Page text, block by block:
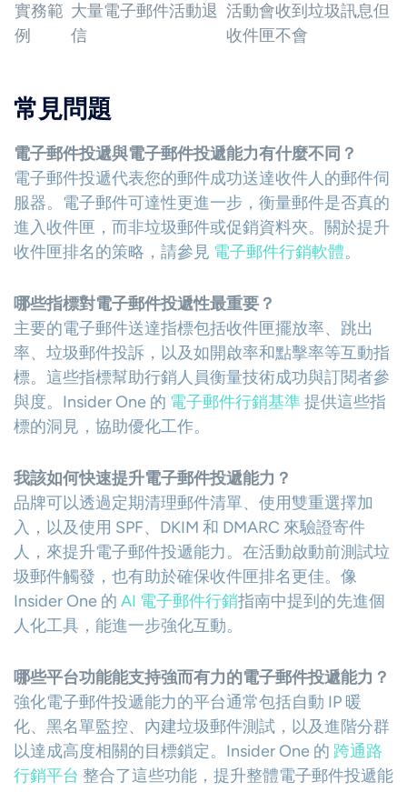
實務範
例
大量電子郵件活動退
信
活動會收到垃圾訊息但
收件匣不會
常見問題
電子郵件投遞與電子郵件投遞能力有什麼不同？
電子郵件投遞代表您的郵件成功送達收件人的郵件伺
服器。電子郵件可達性更進一步，衡量郵件是否真的
進入收件匣，而非垃圾郵件或促銷資料夾。關於提升
收件匣排名的策略，請參見 電子郵件行銷軟體。
哪些指標對電子郵件投遞性最重要？
主要的電子郵件送達指標包括收件匣擺放率、跳出
率、垃圾郵件投訴，以及如開啟率和點擊率等互動指
標。這些指標幫助行銷人員衡量技術成功與訂閱者參
與度。Insider One 的 電子郵件行銷基準提供這些指
標的洞見，協助優化工作。
我該如何快速提升電子郵件投遞能力？
品牌可以透過定期清理郵件清單、使用雙重選擇加
入，以及使用 SPF、DKIM 和 DMARC 來驗證寄件
人，來提升電子郵件投遞能力。在活動啟動前測試垃
圾郵件觸發，也有助於確保收件匣排名更佳。像
Insider One 的 AI 電子郵件行銷指南中提到的先進個
人化工具，能進一步強化互動。
哪些平台功能能支持強而有力的電子郵件投遞能力？
強化電子郵件投遞能力的平台通常包括自動 IP 暖
化、黑名單監控、內建垃圾郵件測試，以及進階分群
以達成高度相關的目標鎖定。Insider One 的 跨通路
行銷平台 整合了這些功能，提升整體電子郵件投遞能